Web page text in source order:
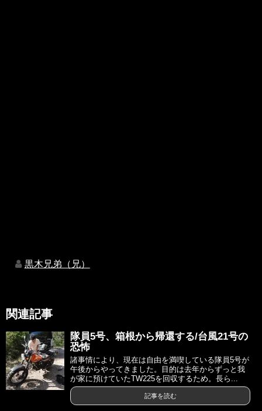
黒木兄弟（兄）
関連記事
隊員5号、箱根から帰還する/台風21号の
恐怖
諸事情により、現在は自由を満喫している隊員5号が
午後からやってきました。目的は去年からずっと我
が家に預けていたTW225を回収するため。長ら...
記事を読む